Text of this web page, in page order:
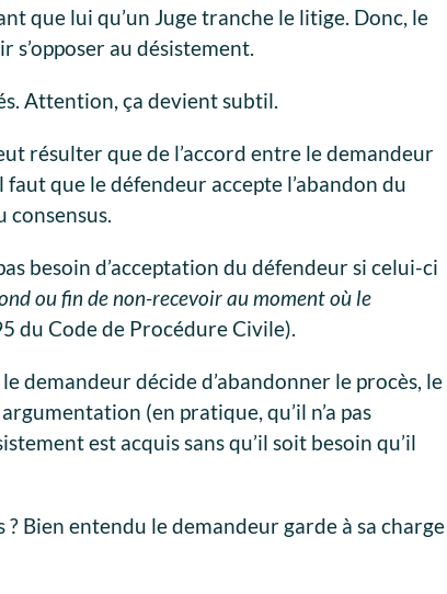
que lui qu’un Juge tranche le litige. Donc, le
au désistement.
Attention, ça devient subtil.
résulter que de l’accord entre le demandeur
que le défendeur accepte l’abandon du
consensus.
besoin d’acceptation du défendeur si celui-ci
ou fin de non-recevoir au moment où le
du Code de Procédure Civile).
demandeur décide d’abandonner le procès, le
(en pratique, qu’il n’a pas
est acquis sans qu’il soit besoin qu’il
Bien entendu le demandeur garde à sa charge